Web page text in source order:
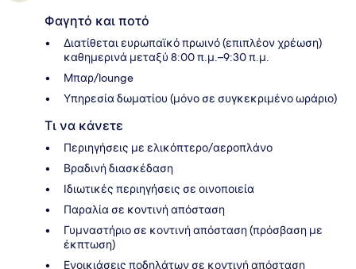
Φαγητό και ποτό
Διατίθεται ευρωπαϊκό πρωινό (επιπλέον χρέωση)
καθημερινά μεταξύ 8:00 π.μ.–9:30 π.μ.
Μπαρ/lounge
Υπηρεσία δωματίου (μόνο σε συγκεκριμένο ωράριο)
Τι να κάνετε
Περιηγήσεις με ελικόπτερο/αεροπλάνο
Βραδινή διασκέδαση
Ιδιωτικές περιηγήσεις σε οινοποιεία
Παραλία σε κοντινή απόσταση
Γυμναστήριο σε κοντινή απόσταση (πρόσβαση με
έκπτωση)
Ενοικιάσεις ποδηλάτων σε κοντινή απόσταση